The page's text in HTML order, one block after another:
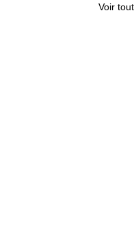
Voir tout